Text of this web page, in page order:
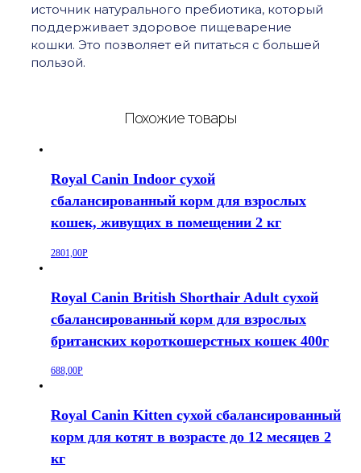
источник натурального пребиотика, который
поддерживает здоровое пищеварение
кошки. Это позволяет ей питаться с большей
пользой.
Похожие товары
Royal Canin Indoor сухой
сбалансированный корм для взрослых
кошек, живущих в помещении 2 кг
2801,00Р
Royal Canin British Shorthair Adult сухой
сбалансированный корм для взрослых
британских короткошерстных кошек 400г
688,00Р
Royal Canin Kitten сухой сбалансированный
корм для котят в возрасте до 12 месяцев 2
кг